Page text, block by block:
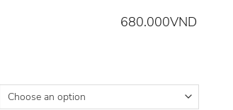
680.000VND